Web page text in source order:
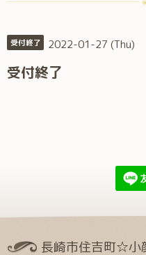
受付終了 2022-01-27 (Thu)
受付終了
長崎市住吉町☆小